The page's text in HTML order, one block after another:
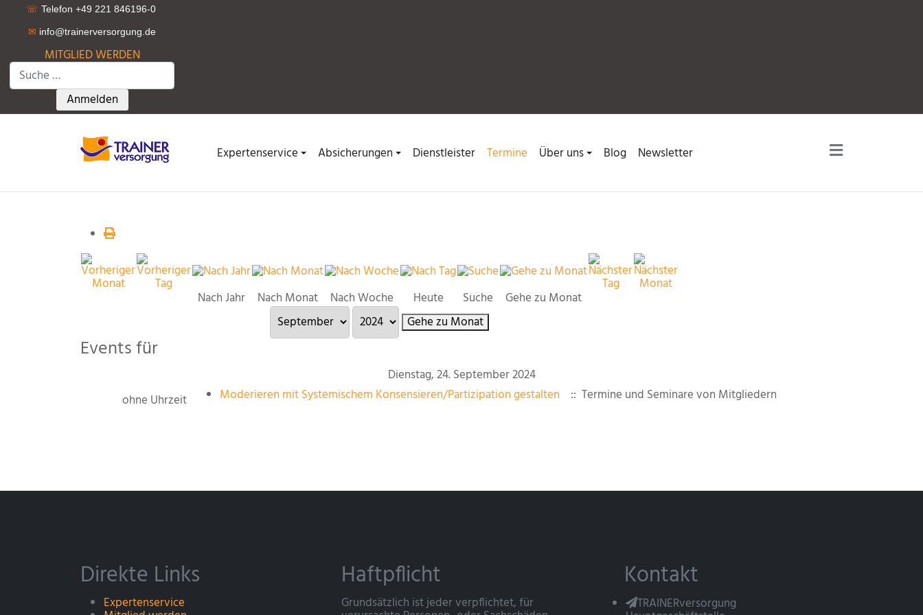
☏ Telefon +49 221 846196-0
✉ info@trainerversorgung.de
MITGLIED WERDEN
Suchen
Type 2 or more characters for results.
Anmelden
Expertenservice Absicherungen Dienstleister Termine Über uns Blog Newsletter
Nach Jahr Nach Monat Nach Woche Heute Suche
Gehe zu Monat
Gehe zu Monat
Events für
Dienstag, 24. September 2024
ohne Uhrzeit
Moderieren mit Systemischem Konsensieren/Partizipation gestalten :: Termine und Seminare von Mitgliedern
Direkte Links
Expertenservice
Haftpflicht
Grundsätzlich ist jeder verpflichtet, für
Kontakt
TRAINERversorgung